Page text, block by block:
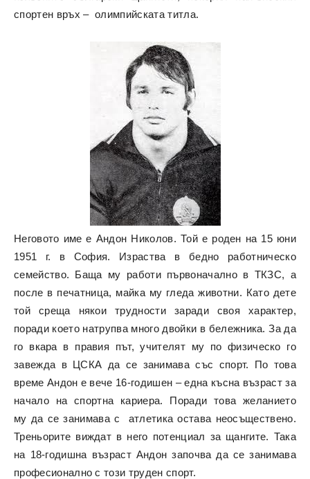
спортен връх – олимпийската титла.
Неговото име е Андон Николов. Той е роден на 15 юни
1951 г. в София. Израства в бедно работническо
семейство. Баща му работи първоначално в ТКЗС, а
после в печатница, майка му гледа животни. Като дете
той среща някои трудности заради своя характер,
поради което натрупва много двойки в бележника. За да
го вкара в правия път, учителят му по физическо го
завежда в ЦСКА да се занимава със спорт. По това
време Андон е вече 16-годишен – една късна възраст за
начало на спортна кариера. Поради това желанието
му да се занимава с атлетика остава неосъществено.
Треньорите виждат в него потенциал за щангите. Така
на 18-годишна възраст Андон започва да се занимава
професионално с този труден спорт.